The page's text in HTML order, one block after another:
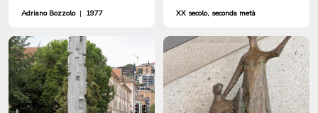
Adriano Bozzolo | 1977 XX secolo, seconda metà